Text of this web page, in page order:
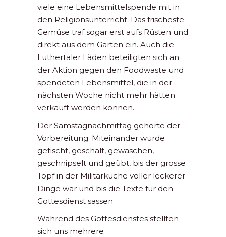
viele eine Lebensmittelspende mit in
den Religionsunterricht. Das frischeste
Gemüse traf sogar erst aufs Rüsten und
direkt aus dem Garten ein. Auch die
Luthertaler Läden beteiligten sich an
der Aktion gegen den Foodwaste und
spendeten Lebensmittel, die in der
nächsten Woche nicht mehr hätten
verkauft werden können.
Der Samstagnachmittag gehörte der
Vorbereitung: Miteinander wurde
getischt, geschält, gewaschen,
geschnipselt und geübt, bis der grosse
Topf in der Militärküche voller leckerer
Dinge war und bis die Texte für den
Gottesdienst sassen.
Während des Gottesdienstes stellten
sich uns mehrere